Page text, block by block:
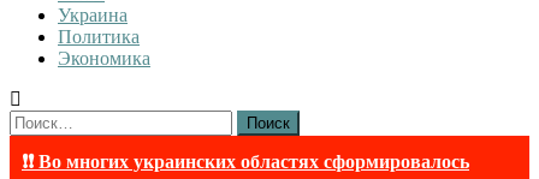
Украина
Политика
Экономика
Найти:
❗❗ Во многих украинских областях сформировалось